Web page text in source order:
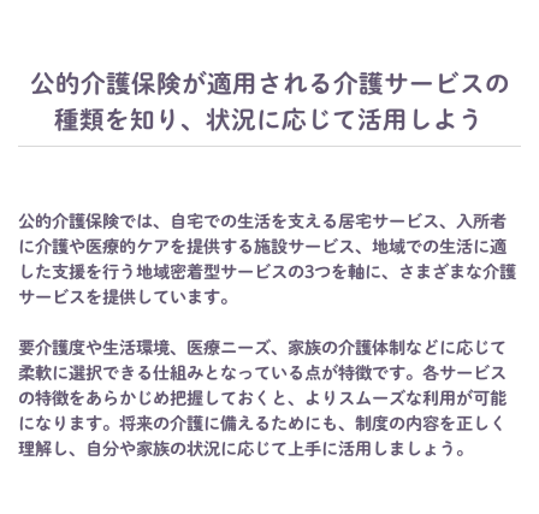
公的介護保険が適用される介護サービスの
種類を知り、状況に応じて活用しよう
公的介護保険では、自宅での生活を支える居宅サービス、入所者
に介護や医療的ケアを提供する施設サービス、地域での生活に適
した支援を行う地域密着型サービスの3つを軸に、さまざまな介護
サービスを提供しています。
要介護度や生活環境、医療ニーズ、家族の介護体制などに応じて
柔軟に選択できる仕組みとなっている点が特徴です。各サービス
の特徴をあらかじめ把握しておくと、よりスムーズな利用が可能
になります。将来の介護に備えるためにも、制度の内容を正しく
理解し、自分や家族の状況に応じて上手に活用しましょう。